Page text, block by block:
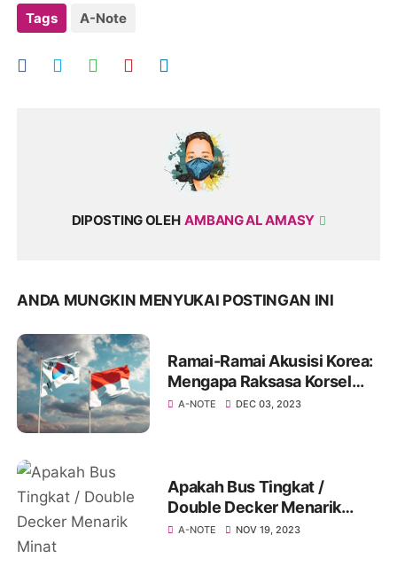
Tags A-Note
DIPOSTING OLEH AMBANG AL AMASY
ANDA MUNGKIN MENYUKAI POSTINGAN INI
Ramai-Ramai Akusisi Korea:
Mengapa Raksasa Korsel
Tertarik dengan Pasar
A-NOTE DEC 03, 2023
Apakah Bus Tingkat /
Double Decker Menarik
Minat Penumpang?
A-NOTE NOV 19, 2023